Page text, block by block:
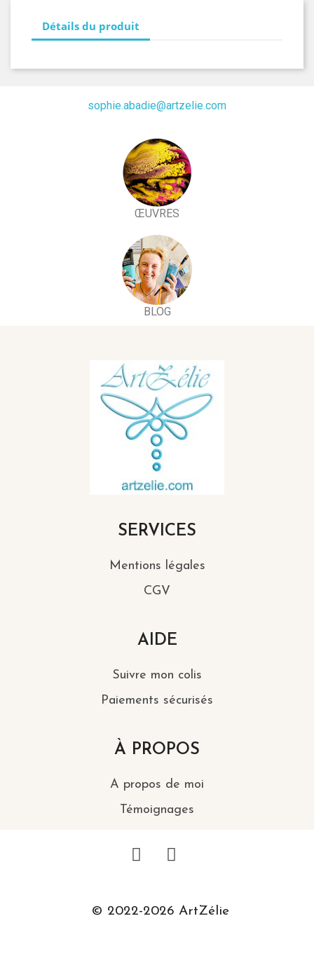
Détails du produit
sophie.abadie@artzelie.com
ŒUVRES
BLOG
SERVICES
Mentions légales
CGV
AIDE
Suivre mon colis
Paiements sécurisés
À PROPOS
A propos de moi
Témoignages
© 2022-2026 ArtZélie